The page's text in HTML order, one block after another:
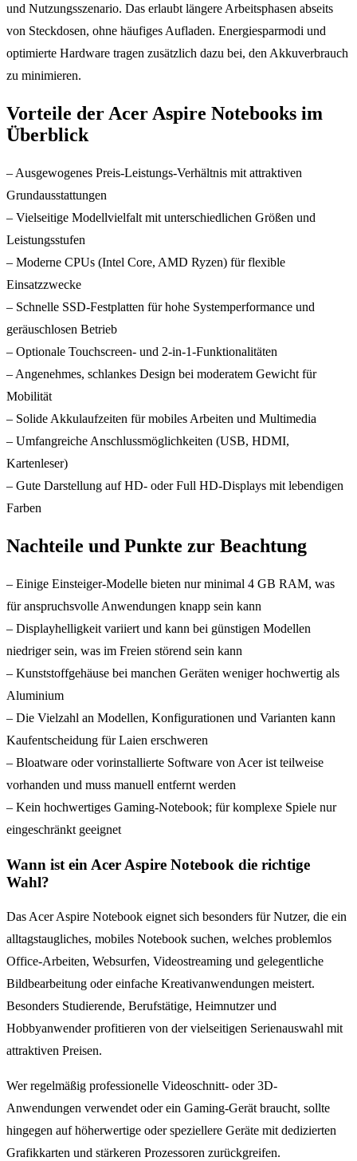
und Nutzungsszenario. Das erlaubt längere Arbeitsphasen abseits
von Steckdosen, ohne häufiges Aufladen. Energiesparmodi und
optimierte Hardware tragen zusätzlich dazu bei, den Akkuverbrauch
zu minimieren.
Vorteile der Acer Aspire Notebooks im
Überblick
– Ausgewogenes Preis-Leistungs-Verhältnis mit attraktiven
Grundausstattungen
– Vielseitige Modellvielfalt mit unterschiedlichen Größen und
Leistungsstufen
– Moderne CPUs (Intel Core, AMD Ryzen) für flexible
Einsatzzwecke
– Schnelle SSD-Festplatten für hohe Systemperformance und
geräuschlosen Betrieb
– Optionale Touchscreen- und 2-in-1-Funktionalitäten
– Angenehmes, schlankes Design bei moderatem Gewicht für
Mobilität
– Solide Akkulaufzeiten für mobiles Arbeiten und Multimedia
– Umfangreiche Anschlussmöglichkeiten (USB, HDMI,
Kartenleser)
– Gute Darstellung auf HD- oder Full HD-Displays mit lebendigen
Farben
Nachteile und Punkte zur Beachtung
– Einige Einsteiger-Modelle bieten nur minimal 4 GB RAM, was
für anspruchsvolle Anwendungen knapp sein kann
– Displayhelligkeit variiert und kann bei günstigen Modellen
niedriger sein, was im Freien störend sein kann
– Kunststoffgehäuse bei manchen Geräten weniger hochwertig als
Aluminium
– Die Vielzahl an Modellen, Konfigurationen und Varianten kann
Kaufentscheidung für Laien erschweren
– Bloatware oder vorinstallierte Software von Acer ist teilweise
vorhanden und muss manuell entfernt werden
– Kein hochwertiges Gaming-Notebook; für komplexe Spiele nur
eingeschränkt geeignet
Wann ist ein Acer Aspire Notebook die richtige
Wahl?
Das Acer Aspire Notebook eignet sich besonders für Nutzer, die ein
alltagstaugliches, mobiles Notebook suchen, welches problemlos
Office-Arbeiten, Websurfen, Videostreaming und gelegentliche
Bildbearbeitung oder einfache Kreativanwendungen meistert.
Besonders Studierende, Berufstätige, Heimnutzer und
Hobbyanwender profitieren von der vielseitigen Serienauswahl mit
attraktiven Preisen.
Wer regelmäßig professionelle Videoschnitt- oder 3D-
Anwendungen verwendet oder ein Gaming-Gerät braucht, sollte
hingegen auf höherwertige oder speziellere Geräte mit dedizierten
Grafikkarten und stärkeren Prozessoren zurückgreifen.